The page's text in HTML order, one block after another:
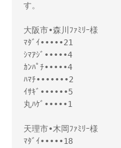
す。
大阪市•森川ﾌｧﾐﾘｰ様
ﾏﾀﾞｲ•••••21
ｼﾏｱｼﾞ•••••4
ｶﾝﾊﾟﾁ•••••4
ﾊﾏﾁ•••••••2
ｲｻｷﾞ••••••5
丸ﾊｹﾞ•••••1
天理市•木岡ﾌｧﾐﾘｰ様
ﾏﾀﾞｲ•••••18